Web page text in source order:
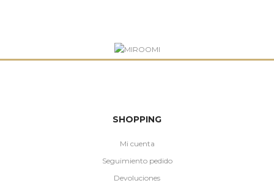
SHOPPING
Mi cuenta
Seguimiento pedido
Devoluciones